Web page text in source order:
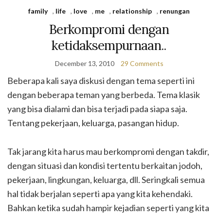
family , life , love , me , relationship , renungan
Berkompromi dengan
ketidaksempurnaan..
December 13, 2010 29 Comments
Beberapa kali saya diskusi dengan tema seperti ini
dengan beberapa teman yang berbeda. Tema klasik
yang bisa dialami dan bisa terjadi pada siapa saja.
Tentang pekerjaan, keluarga, pasangan hidup.
Tak jarang kita harus mau berkompromi dengan takdir,
dengan situasi dan kondisi tertentu berkaitan jodoh,
pekerjaan, lingkungan, keluarga, dll. Seringkali semua
hal tidak berjalan seperti apa yang kita kehendaki.
Bahkan ketika sudah hampir kejadian seperti yang kita